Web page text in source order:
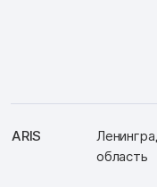
ARIS
область